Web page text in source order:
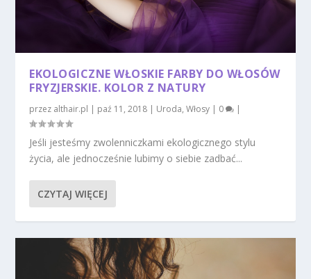
EKOLOGICZNE WŁOSKIE FARBY DO WŁOSÓW
FRYZJERSKIE. KOLOR Z NATURY
przez althair.pl paź 11, 2018 Uroda,Włosy 0
Jeśli jesteśmy zwolenniczkami ekologicznego stylu
życia, ale jednocześnie lubimy o siebie zadbać...
CZYTAJ WIĘCEJ